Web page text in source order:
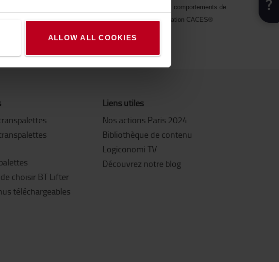
ALLOW ALL COOKIES
auprès des caristes l’ayant suivi, car ils adoptent des comportements de
modifiée pour être conforme à la nouvelle recommandation CACES®
choisir BT Lifter
téléchargeables
Liens utiles
Nos actions Paris 2024
Bibliothèque de contenu
Logiconomi TV
Découvrez notre blog